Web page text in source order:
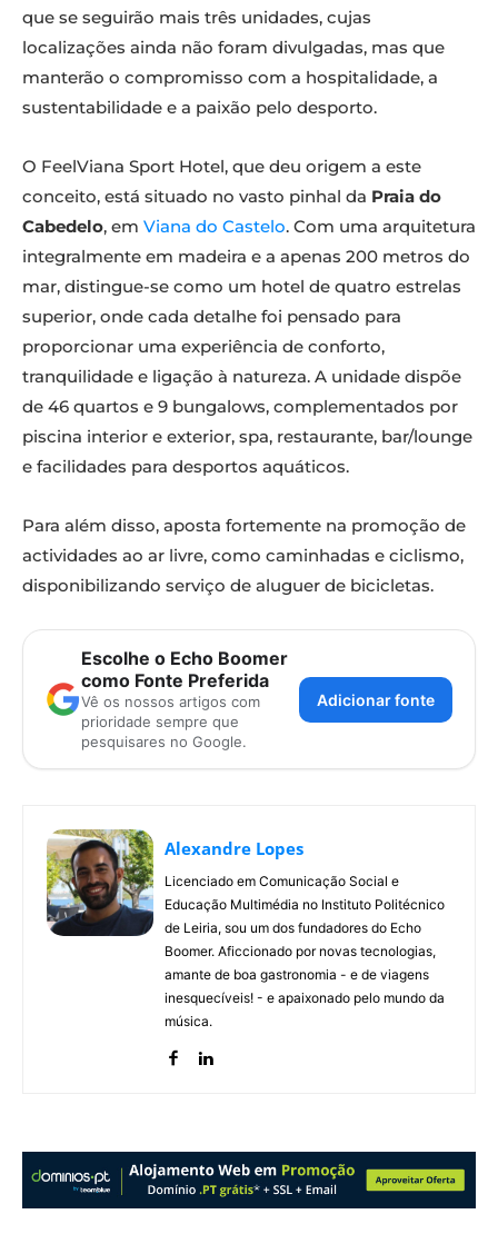
que se seguirão mais três unidades, cujas
localizações ainda não foram divulgadas, mas que
manterão o compromisso com a hospitalidade, a
sustentabilidade e a paixão pelo desporto.
O FeelViana Sport Hotel, que deu origem a este
conceito, está situado no vasto pinhal da Praia do
Cabedelo, em Viana do Castelo. Com uma arquitetura
integralmente em madeira e a apenas 200 metros do
mar, distingue-se como um hotel de quatro estrelas
superior, onde cada detalhe foi pensado para
proporcionar uma experiência de conforto,
tranquilidade e ligação à natureza. A unidade dispõe
de 46 quartos e 9 bungalows, complementados por
piscina interior e exterior, spa, restaurante, bar/lounge
e facilidades para desportos aquáticos.
Para além disso, aposta fortemente na promoção de
actividades ao ar livre, como caminhadas e ciclismo,
disponibilizando serviço de aluguer de bicicletas.
Escolhe o Echo Boomer
como Fonte Preferida
Vê os nossos artigos com
prioridade sempre que
pesquisares no Google.
Adicionar fonte
Alexandre Lopes
Licenciado em Comunicação Social e
Educação Multimédia no Instituto Politécnico
de Leiria, sou um dos fundadores do Echo
Boomer. Aficcionado por novas tecnologias,
amante de boa gastronomia - e de viagens
inesquecíveis! - e apaixonado pelo mundo da
música.